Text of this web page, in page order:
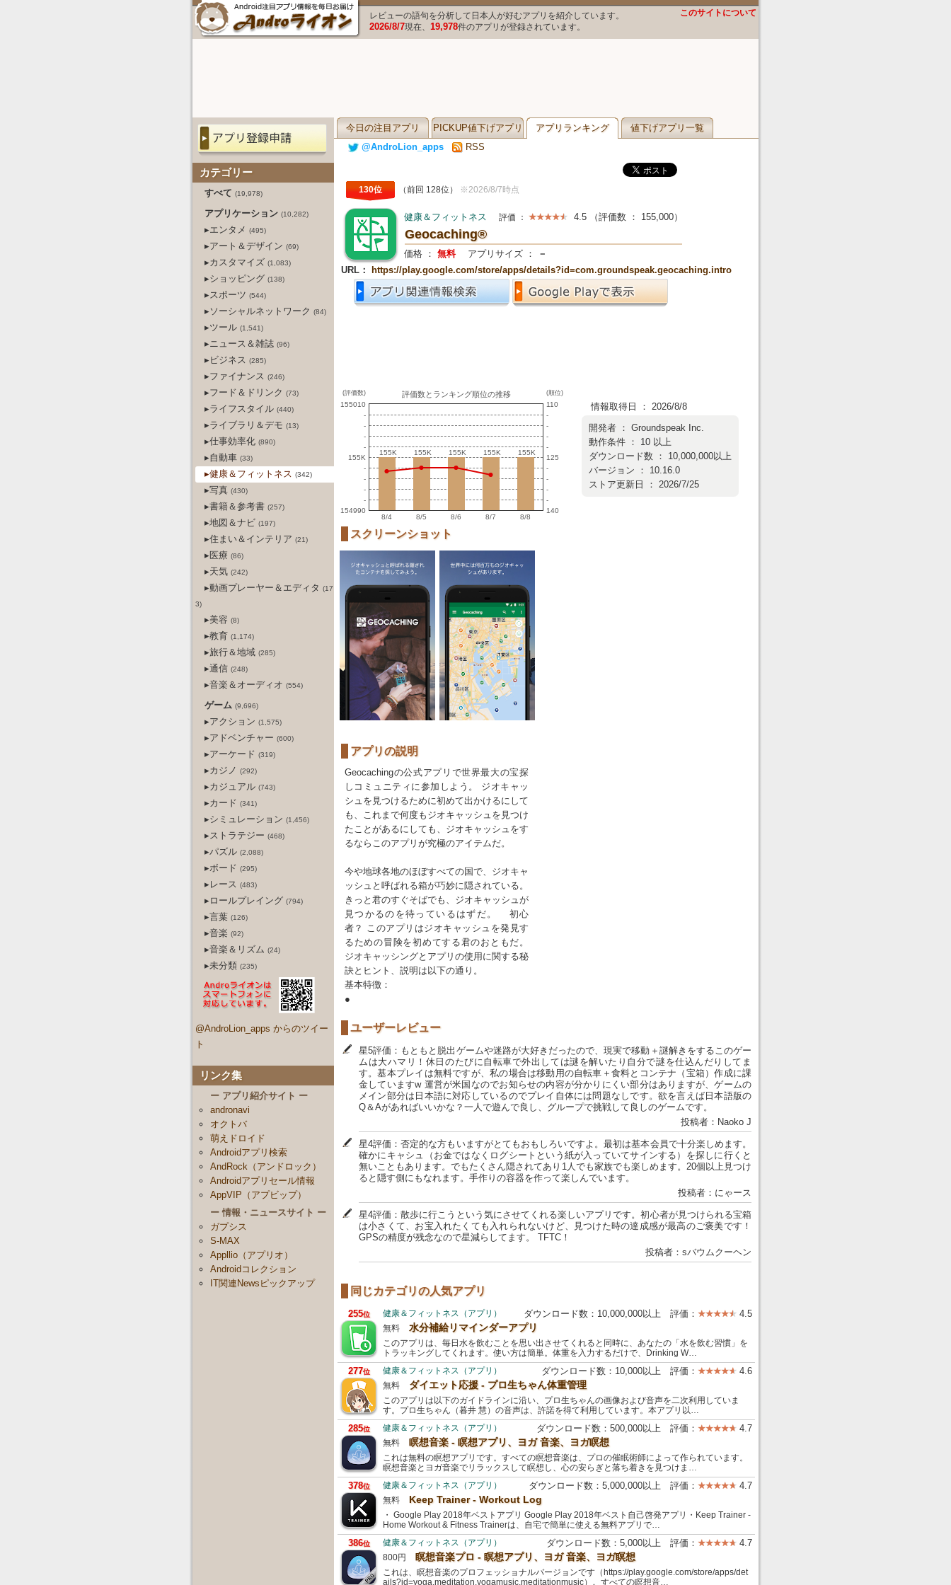
レビューの語句を分析して日本人が好むアプリを紹介しています。
2026/8/7現在、 19,978件のアプリが登録されています。
このサイトについて
今日の注目アプリ PICKUP値下げアプリ アプリランキング
値下げアプリ一覧
@AndroLion_apps
RSS
カテゴリー
すべて (19,978)
アプリケーション (10,282)
▸エンタメ (495)
▸アート＆デザイン (69)
▸カスタマイズ (1,083)
▸ショッピング (138)
▸スポーツ (544)
▸ソーシャルネットワーク (84)
▸ツール (1,541)
▸ニュース＆雑誌 (96)
▸ビジネス (285)
▸ファイナンス (246)
▸フード＆ドリンク (73)
▸ライフスタイル (440)
▸ライブラリ＆デモ (13)
▸仕事効率化 (890)
▸自動車 (33)
▸健康＆フィットネス (342)
▸写真 (430)
▸書籍＆参考書 (257)
▸地図＆ナビ (197)
▸住まい＆インテリア (21)
▸医療 (86)
▸天気 (242)
▸動画プレーヤー＆エディタ (17
3)
▸美容 (8)
▸教育 (1,174)
▸旅行＆地域 (285)
▸通信 (248)
▸音楽＆オーディオ (554)
ゲーム (9,696)
▸アクション (1,575)
▸アドベンチャー (600)
▸アーケード (319)
▸カジノ (292)
▸カジュアル (743)
▸カード (341)
▸シミュレーション (1,456)
▸ストラテジー (468)
▸パズル (2,088)
▸ボード (295)
▸レース (483)
▸ロールプレイング (794)
▸言葉 (126)
▸音楽 (92)
▸音楽＆リズム (24)
▸未分類 (235)
@AndroLion_apps からのツイー
ト
リンク集
ー アプリ紹介サイト ー
andronavi
オクトバ
萌えドロイド
Androidアプリ検索
AndRock（アンドロック）
Androidアプリセール情報
AppVIP（アプビップ）
ー 情報・ニュースサイト ー
ガプシス
S-MAX
Appllio（アプリオ）
Androidコレクション
IT関連Newsピックアップ
130位 （前回 128位） ※2026/8/7時点
健康＆フィットネス 評価 ： 4.5 （評価数 ： 155,000）
Geocaching®
価格 ： 無料 アプリサイズ ：
－
URL：
https://play.google.com/store/apps/details?id=com.groundspeak.geocaching.intro
(評価数)
155010
-
-
-
-
155K
-
-
-
-
154990
評価数とランキング順位の推移
155K
155K 155K
155K 155K
155K 155K
155K 155K
155K
8/4 8/5 8/6 8/7 8/8
(順位)
110
-
-
-
-
125
-
-
-
-
140
情報取得日 ： 2026/8/8
開発者 ： Groundspeak Inc.
動作条件 ： 10 以上
ダウンロード数 ： 10,000,000以上
バージョン ： 10.16.0
ストア更新日 ： 2026/7/25
スクリーンショット
アプリの説明
Geocachingの公式アプリで世界最大の宝探
しコミュニティに参加しよう。 ジオキャッ
シュを見つけるために初めて出かけるにして
も、これまで何度もジオキャッシュを見つけ
たことがあるにしても、ジオキャッシュをす
るならこのアプリが究極のアイテムだ。
今や地球各地のほぼすべての国で、ジオキャ
ッシュと呼ばれる箱が巧妙に隠されている。
きっと君のすぐそばでも、ジオキャッシュが
見つかるのを待っているはずだ。 初心
者？ このアプリはジオキャッシュを発見す
るための冒険を初めてする君のおともだ。
ジオキャッシングとアプリの使用に関する秘
訣とヒント、説明は以下の通り。
基本特徴：
●
ユーザーレビュー
星5評価：もともと脱出ゲームや迷路が大好きだったので、現実で移動＋謎解きをするこのゲー
ムは大ハマリ！休日のたびに自転車で外出しては謎を解いたり自分で謎を仕込んだりしてま
す。基本プレイは無料ですが、私の場合は移動用の自転車＋食料とコンテナ（宝箱）作成に課
金していますw 運営が米国なのでお知らせの内容が分かりにくい部分はありますが、ゲームの
メイン部分は日本語に対応しているのでプレイ自体には問題なしです。欲を言えば日本語版の
Q＆Aがあればいいかな？一人で遊んで良し、グループで挑戦して良しのゲームです。
投稿者：Naoko J
星4評価：否定的な方もいますがとてもおもしろいですよ。最初は基本会員で十分楽しめます。
確かにキャシュ（お金ではなくログシートという紙が入っていてサインする）を探しに行くと
無いこともあります。でもたくさん隠されてあり1人でも家族でも楽しめます。20個以上見つけ
ると隠す側にもなれます。手作りの容器を作って楽しんでいます。
投稿者：にゃース
星4評価：散歩に行こうという気にさせてくれる楽しいアプリです。初心者が見つけられる宝箱
は小さくて、お宝入れたくても入れられないけど、見つけた時の達成感が最高のご褒美です！
GPSの精度が残念なので星減らしてます。 TFTC！
投稿者：sバウムクーヘン
同じカテゴリの人気アプリ
255位 健康＆フィットネス（アプリ） ダウンロード数：10,000,000以上 評価： 4.5
無料 水分補給リマインダーアプリ
このアプリは、毎日水を飲むことを思い出させてくれると同時に、あなたの「水を飲む習慣」を
トラッキングしてくれます。使い方は簡単。体重を入力するだけで、Drinking W…
277位 健康＆フィットネス（アプリ） ダウンロード数：10,000以上 評価： 4.6
無料 ダイエット応援 - プロ生ちゃん体重管理
このアプリは以下のガイドラインに沿い、プロ生ちゃんの画像および音声を二次利用していま
す。プロ生ちゃん（暮井 慧）の音声は、許諾を得て利用しています。本アプリ以…
285位 健康＆フィットネス（アプリ） ダウンロード数：500,000以上 評価： 4.7
無料 瞑想音楽 - 瞑想アプリ、ヨガ 音楽、ヨガ瞑想
これは無料の瞑想アプリです。すべての瞑想音楽は、プロの催眠術師によって作られています。
瞑想音楽とヨガ音楽でリラックスして瞑想し、心の安らぎと落ち着きを見つけま…
378位 健康＆フィットネス（アプリ） ダウンロード数：5,000,000以上 評価： 4.7
無料 Keep Trainer - Workout Log
・ Google Play 2018年ベストアプリ Google Play 2018年ベスト自己啓発アプリ・Keep Trainer -
Home Workout & Fitness Trainerは、自宅で簡単に使える無料アプリで…
386位 健康＆フィットネス（アプリ） ダウンロード数：5,000以上 評価： 4.7
800円 瞑想音楽プロ - 瞑想アプリ、ヨガ 音楽、ヨガ瞑想
これは、瞑想音楽のプロフェッショナルバージョンです（https://play.google.com/store/apps/det
ails?id=yoga.meditation.yogamusic.meditationmusic）。すべての瞑想音…